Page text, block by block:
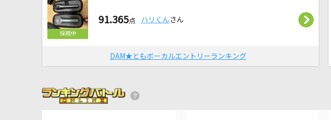
91.365点 ハリくん さん
DAM★ともボーカルエントリーランキング